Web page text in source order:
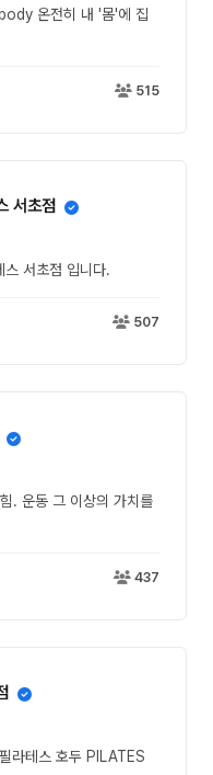
온전히 내 '몸'에 집
515
서초점
스 서초점 입니다.
507
를
437
라테스 호두 PILATES